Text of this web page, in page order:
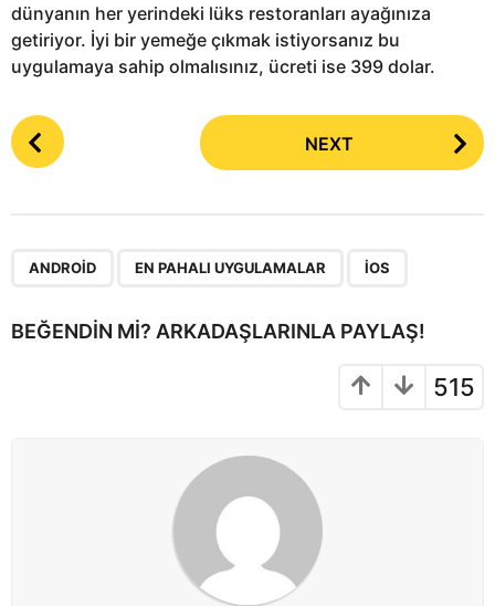
dünyanın her yerindeki lüks restoranları ayağınıza
getiriyor. İyi bir yemeğe çıkmak istiyorsanız bu
uygulamaya sahip olmalısınız, ücreti ise 399 dolar.
P
o
i
NEXT
ANDROID EN PAHALI UYGULAMALAR IOS
BEĞENDIN MI? ARKADAŞLARINLA PAYLAŞ!
515